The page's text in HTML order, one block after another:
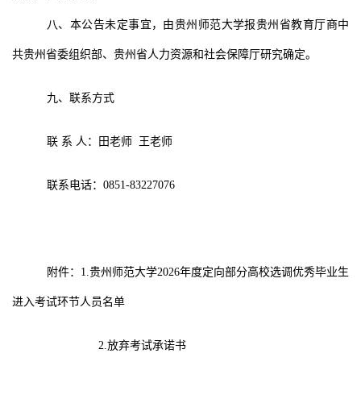
八、本公告未定事宜，由贵州师范大学报贵州省教育厅商中
共贵州省委组织部、贵州省人力资源和社会保障厅研究确定。
九、联系方式
联 系 人：田老师 王老师
联系电话： 0851-83227076
附件： 1.贵州师范大学2026年度定向部分高校选调优秀毕业生
进入考试环节人员名单
2.放弃考试承诺书